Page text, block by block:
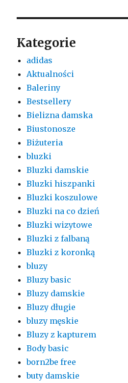
Kategorie
adidas
Aktualności
Baleriny
Bestsellery
Bielizna damska
Biustonosze
Biżuteria
bluzki
Bluzki damskie
Bluzki hiszpanki
Bluzki koszulowe
Bluzki na co dzień
Bluzki wizytowe
Bluzki z falbaną
Bluzki z koronką
bluzy
Bluzy basic
Bluzy damskie
Bluzy długie
bluzy męskie
Bluzy z kapturem
Body basic
born2be free
buty damskie